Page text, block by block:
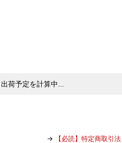
出荷予定を計算中...
→ 【必読】特定商取引法